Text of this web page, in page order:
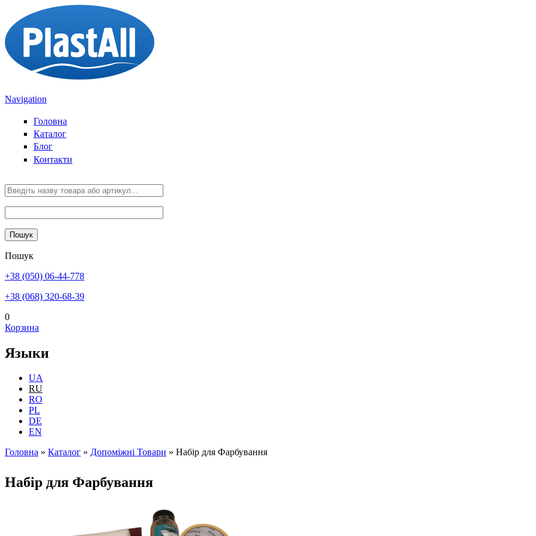
Перейти к основному содержанию
Navigation
Головна
Каталог
Блог
Контакти
Пошук
+38 (050) 06-44-778
+38 (068) 320-68-39
0
Корзина
Языки
UA
RU
RO
PL
DE
EN
Головна » Каталог » Допоміжні Товари » Набір для Фарбування
Набір для Фарбування